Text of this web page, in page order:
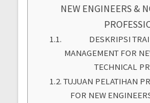
NEW ENGINEERS &
DESKRIPSI
MANAGEMENT FOR
TECHNICAL
TUJUAN PELATIHAN
FOR NEW